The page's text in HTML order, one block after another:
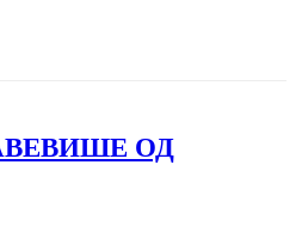
ВИШЕ ОД